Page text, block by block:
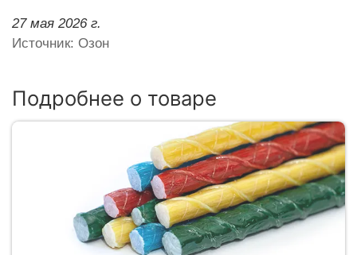
27 мая 2026 г.
Источник: Озон
Подробнее о товаре